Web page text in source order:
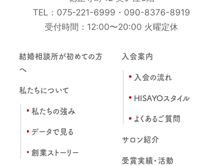
TEL： 075-221-6999 ・ 090-8376-8919
受付時間：12:00〜20:00 火曜定休
結婚相談所が初めての方
へ
私たちについて
私たちの強み
データで見る
創業ストーリー
入会案内
入会の流れ
HISAYOスタイル
よくあるご質問
サロン紹介
受賞実績・活動